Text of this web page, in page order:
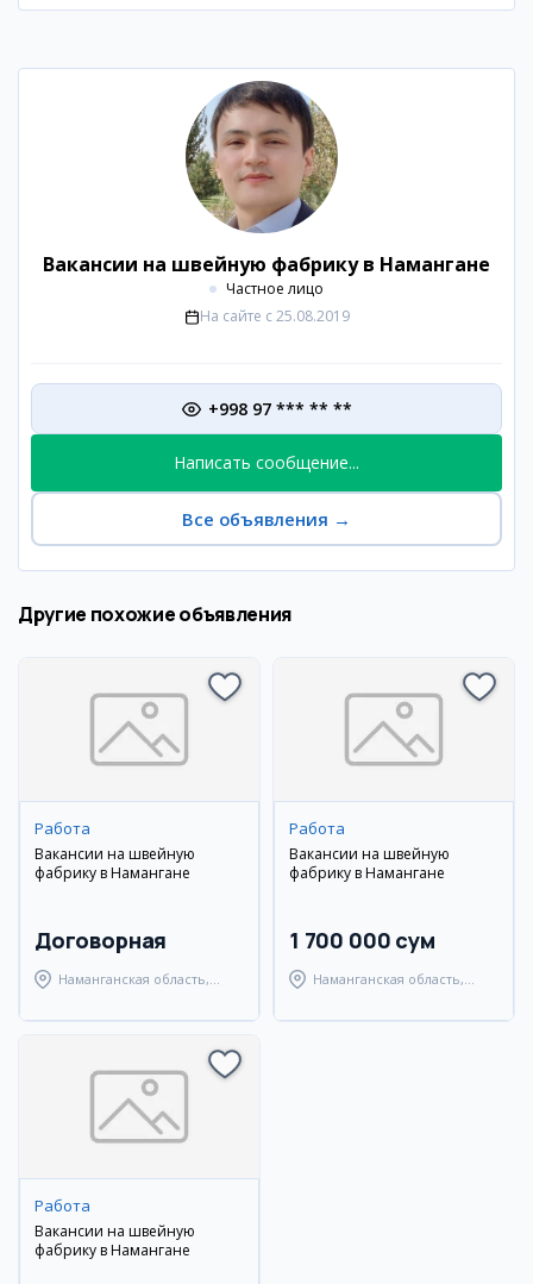
Вакансии на швейную фабрику в Намангане
Частное лицо
На сайте с 25.08.2019
+998 97 *** ** **
Написать сообщение...
Все объявления →
Другие похожие объявления
Работа
Вакансии на швейную
фабрику в Намангане
Договорная
Наманганская область,
Работа
Вакансии на швейную
фабрику в Намангане
1 700 000 сум
Наманганская область,
Работа
Вакансии на швейную
фабрику в Намангане